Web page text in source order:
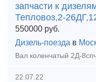
запчасти к
Тепловоз,2-
550000 руб.
Дизель-поезда в
22.07.22